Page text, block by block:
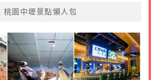
桃園中壢景點懶人包